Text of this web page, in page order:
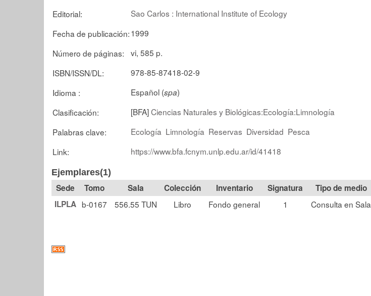
Editorial:
Sao Carlos : International Institute of Ecology
Fecha de publicación:1999
Número de páginas:
vi, 585 p.
ISBN/ISSN/DL:
978-85-87418-02-9
Idioma :
Español (spa)
Clasificación:
[BFA]Ciencias Naturales y Biológicas:Ecología:Limnología
Palabras clave:
Ecología Limnología Reservas Diversidad Pesca
Link:
https://www.bfa.fcnym.unlp.edu.ar/id/41418
Ejemplares(1)
Tomo Sala Colección Signatura Tipo de medio
ILPLA b-0167 556.55 TUN Libro Fondo general 1 Consulta en Sala